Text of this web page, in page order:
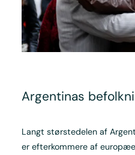
Argentinas
Langt størstedelen af
er efterkommere af